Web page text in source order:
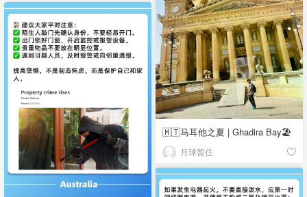
🇲🇹马耳他之夏 | Ghadira Bay🏖️
月球暂住